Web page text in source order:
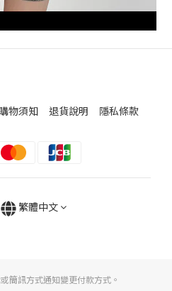
購物須知 退貨說明 隱私條款
繁體中文
簡訊方式通知變更付款方式。